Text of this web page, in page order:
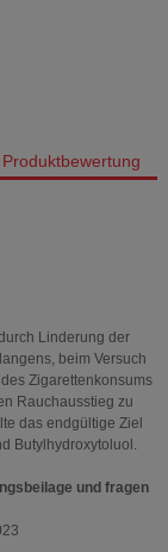
Produktbewertung
Linderung der
beim Versuch
Zigarettenkonsums
Rauchausstieg zu
das endgültige Ziel
Butylhydroxytoluol.
und fragen